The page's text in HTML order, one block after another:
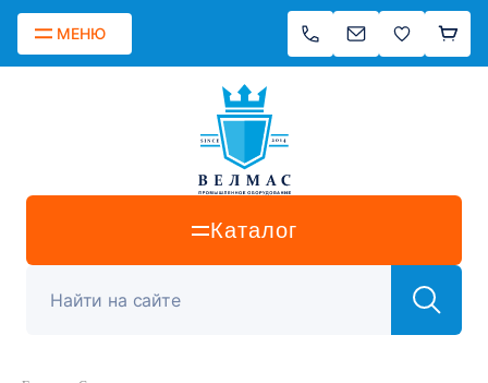
МЕНЮ
Каталог